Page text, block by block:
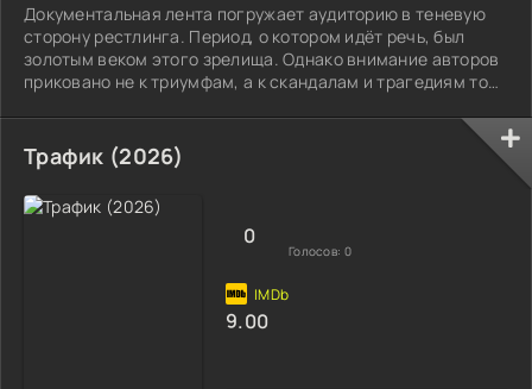
Документальная лента погружает аудиторию в теневую
сторону рестлинга. Период, о котором идёт речь, был
золотым веком этого зрелища. Однако внимание авторов
приковано не к триумфам, а к скандалам и трагедиям той
Трафик (2026)
0
Голосов: 0
9.00